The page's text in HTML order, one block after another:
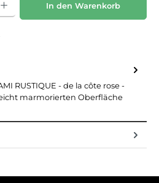
In den Warenkorb
RUSTIQUE - de la côte rose -
marmorierten Oberfläche